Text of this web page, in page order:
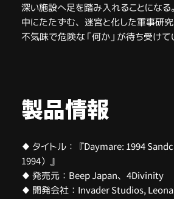
深い施設へ足を踏み入れることにな
中にたたずむ、迷宮と化した軍事研究
不気味で危険な「何か」が待ち受けて
製品情報
♦ タイトル： 『Daymare: 1994
1994）』
♦ 発売元：Beep Japan、4Divinity
♦ 開発会社：Invader Studios,